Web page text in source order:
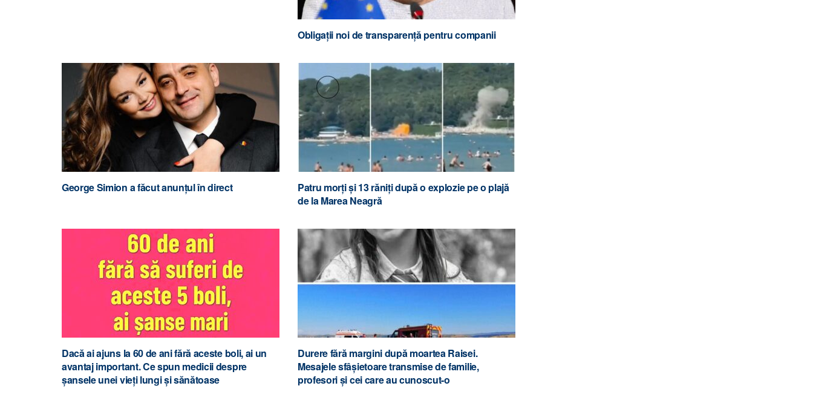
Obligații noi de transparență pentru companii
George Simion a făcut anunțul în direct
Patru morți și 13 răniți după o explozie pe o plajă
de la Marea Neagră
Dacă ai ajuns la 60 de ani fără aceste boli, ai un
avantaj important. Ce spun medicii despre
șansele unei vieți lungi și sănătoase
Durere fără margini după moartea Raisei.
Mesajele sfâșietoare transmise de familie,
profesori și cei care au cunoscut-o